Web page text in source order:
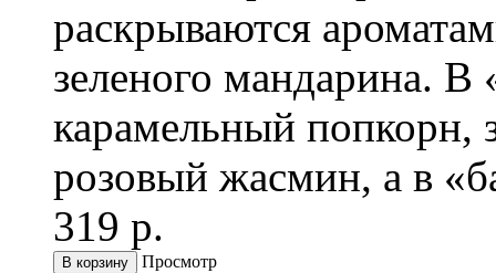
раскрываются
зеленого мандарина. В
карамельный попкорн,
розовый жасмин, а в
319 р.
Просмотр